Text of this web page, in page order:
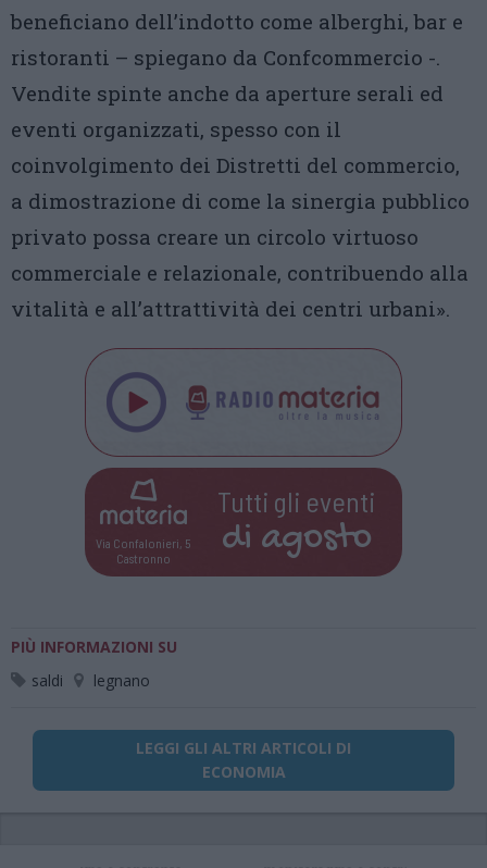
beneficiano dell’indotto come alberghi, bar e
ristoranti – spiegano da Confcommercio -.
Vendite spinte anche da aperture serali ed
eventi organizzati, spesso con il
coinvolgimento dei Distretti del commercio,
a dimostrazione di come la sinergia pubblico
privato possa creare un circolo virtuoso
commerciale e relazionale, contribuendo alla
vitalità e all’attrattività dei centri urbani».
Via Confalonieri, 5
Castronno
Tutti gli eventi
di agosto
PIÙ INFORMAZIONI SU
saldi
legnano
LEGGI GLI ALTRI ARTICOLI DI
ECONOMIA